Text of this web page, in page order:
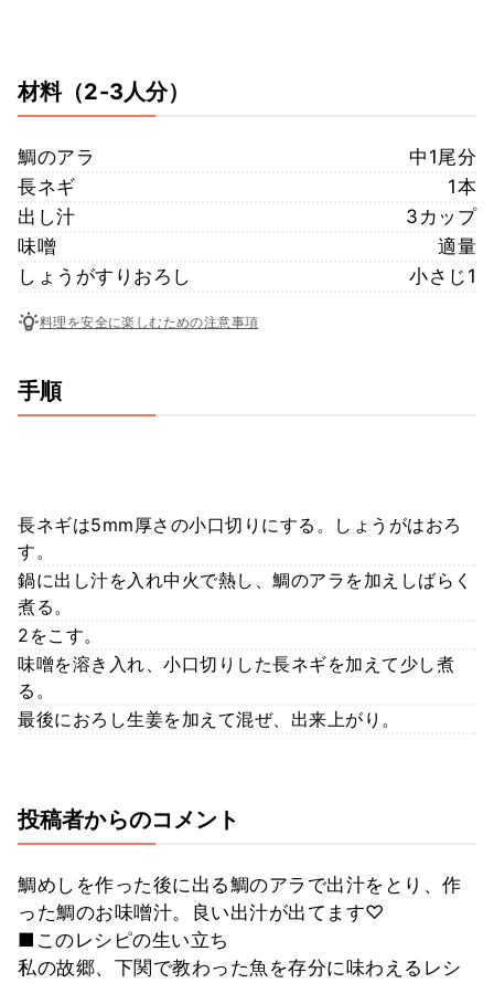
材料（2-3人分）
鯛のアラ
中1尾分
長ネギ
1本
出し汁
3カップ
味噌
適量
しょうがすりおろし
小さじ1
料理を安全に楽しむための注意事項
手順
長ネギは5mm厚さの小口切りにする。しょうがはおろ
す。
鍋に出し汁を入れ中火で熱し、鯛のアラを加えしばらく
煮る。
2をこす。
味噌を溶き入れ、小口切りした長ネギを加えて少し煮
る。
最後におろし生姜を加えて混ぜ、出来上がり。
投稿者からのコメント
鯛めしを作った後に出る鯛のアラで出汁をとり、作
った鯛のお味噌汁。良い出汁が出てます♡
■このレシピの生い立ち
私の故郷、下関で教わった魚を存分に味わえるレシ